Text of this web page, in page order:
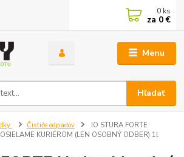
Menu
Hľadať
0 ks
za 0 €
Čističe odpadov
IO STURA FORTE
KURIÉROM (LEN OSOBNÝ ODBER) 1l